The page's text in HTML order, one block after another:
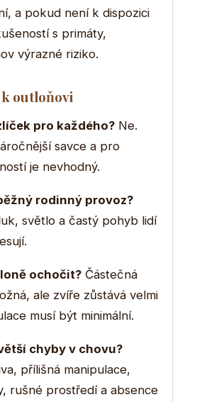
a pokud není k dispozici
s primáty,
výrazné riziko.
outloňovi
pro každého? Ne.
savce a pro
je nevhodný.
rodinný provoz?
světlo a častý pohyb lidí
ochočit? Částečná
ale zvíře zůstává velmi
musí být minimální.
chyby v chovu?
přílišná manipulace,
rušné prostředí a absence